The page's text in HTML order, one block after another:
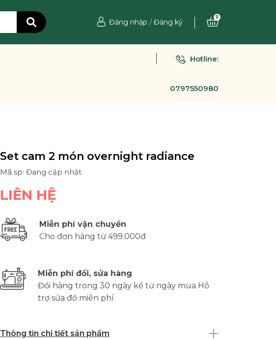
Đăng nhập / Đăng ký
0
Hotline:
0797550980
Set cam 2 món overnight radiance
Mã sp: Đang cập nhật
LIÊN HỆ
Miễn phí vận chuyển
Cho đơn hàng từ 499.000đ
Miễn phí đổi, sửa hàng
Đổi hàng trong 30 ngày kể từ ngày mua Hỗ
trợ sửa đồ miễn phí
Thông tin chi tiết sản phẩm